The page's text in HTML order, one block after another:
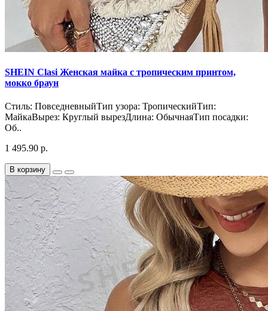
SHEIN Clasi Женская майка с тропическим принтом,
мокко браун
Стиль: ПовседневныйТип узора: ТропическийТип:
МайкаВырез: Круглый вырезДлина: ОбычнаяТип посадки:
Об..
1 495.90 р.
В корзину